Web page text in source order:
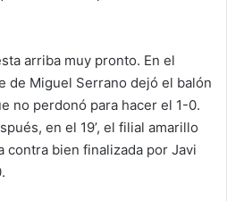
arriba muy pronto. En el
de Miguel Serrano dejó el balón
no perdonó para hacer el 1-0.
en el 19’, el filial amarillo
contra bien finalizada por Javi